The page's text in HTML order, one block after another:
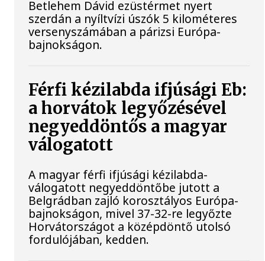
Betlehem Dávid ezüstérmet nyert
szerdán a nyíltvízi úszók 5 kilométeres
versenyszámában a párizsi Európa-
bajnokságon.
Férfi kézilabda ifjúsági Eb:
a horvátok legyőzésével
negyeddöntős a magyar
válogatott
A magyar férfi ifjúsági kézilabda-
válogatott negyeddöntőbe jutott a
Belgrádban zajló korosztályos Európa-
bajnokságon, mivel 37-32-re legyőzte
Horvátországot a középdöntő utolsó
fordulójában, kedden.